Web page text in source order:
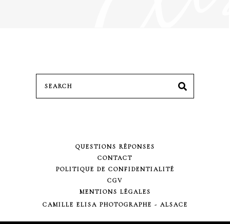
Search
for:
SEARCH
QUESTIONS RÉPONSES
CONTACT
POLITIQUE DE CONFIDENTIALITÉ
CGV
MENTIONS LÉGALES
CAMILLE ELISA PHOTOGRAPHE - ALSACE